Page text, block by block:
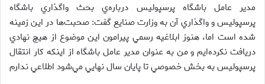
مدير عامل باشگاه پرسپوليس درباره‌ي بحث واگذاري باشگاه
پرسپوليس و واگذاري آن به وزارت صنايع گفت: صحبت‌ها در اين زمينه
شده است اما، هنوز ابلاغيه رسمي پيرامون اين موضوع از هيچ نهادي
دريافت نكرده‌ايم و من به عنوان مدير عامل باشگاه از اينكه كار انتقال
پرسپوليس به بخش خصوصي تا پايان سال نهايي مي‌شود اطلاعي ندارم